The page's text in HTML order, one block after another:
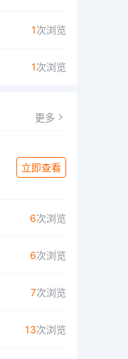
1次浏览
1次浏览
更多
立即查看
6次浏览
6次浏览
7次浏览
13次浏览